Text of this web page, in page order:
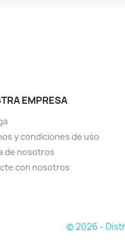
EMPRESA
y condiciones de uso
de nosotros
con nosotros
© 2026 -